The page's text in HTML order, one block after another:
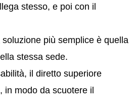
stesso, e poi con il
più semplice è quella
stessa sede.
il diretto superiore
modo da scuotere il